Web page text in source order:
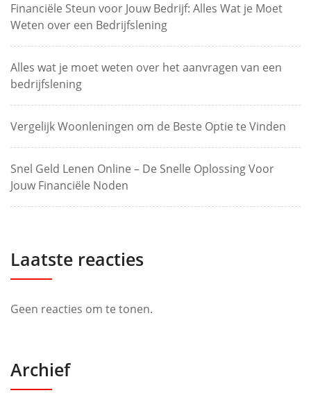
Financiële Steun voor Jouw Bedrijf: Alles Wat je Moet
Weten over een Bedrijfslening
Alles wat je moet weten over het aanvragen van een
bedrijfslening
Vergelijk Woonleningen om de Beste Optie te Vinden
Snel Geld Lenen Online – De Snelle Oplossing Voor
Jouw Financiële Noden
Laatste reacties
Geen reacties om te tonen.
Archief